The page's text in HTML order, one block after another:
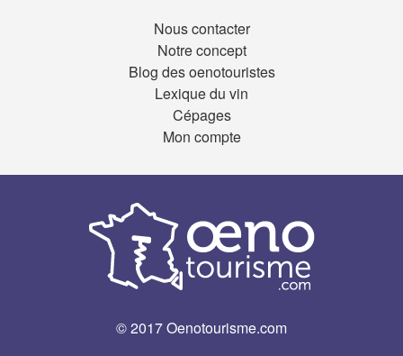
Nous contacter
Notre concept
Blog des oenotouristes
Lexique du vin
Cépages
Mon compte
© 2017 Oenotourisme.com